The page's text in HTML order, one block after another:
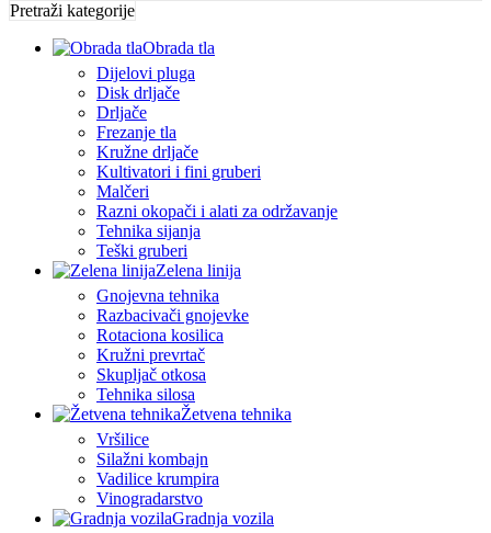
Pretraži kategorije
Obrada tla
Dijelovi pluga
Disk drljače
Drljače
Frezanje tla
Kružne drljače
Kultivatori i fini gruberi
Malčeri
Razni okopači i alati za održavanje
Tehnika sijanja
Teški gruberi
Zelena linija
Gnojevna tehnika
Razbacivači gnojevke
Rotaciona kosilica
Kružni prevrtač
Skupljač otkosa
Tehnika silosa
Žetvena tehnika
Vršilice
Silažni kombajn
Vadilice krumpira
Vinogradarstvo
Gradnja vozila